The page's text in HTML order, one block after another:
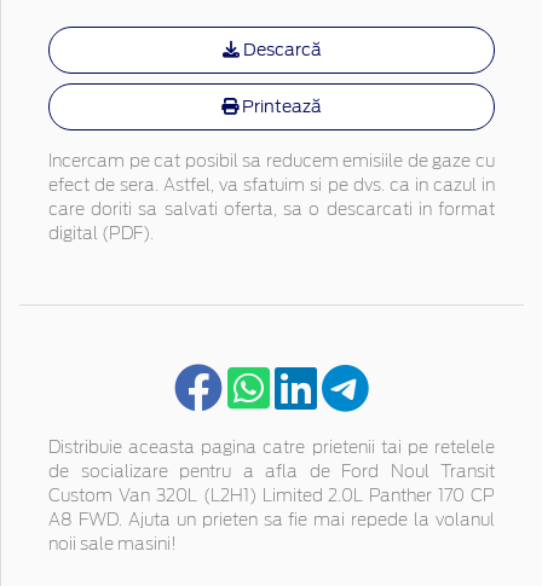
Descarcă
Printează
Incercam pe cat posibil sa reducem emisiile de gaze cu
efect de sera. Astfel, va sfatuim si pe dvs. ca in cazul in
care doriti sa salvati oferta, sa o descarcati in format
digital (PDF).
Distribuie aceasta pagina catre prietenii tai pe retelele
de socializare pentru a afla de Ford Noul Transit
Custom Van 320L (L2H1) Limited 2.0L Panther 170 CP
A8 FWD. Ajuta un prieten sa fie mai repede la volanul
noii sale masini!